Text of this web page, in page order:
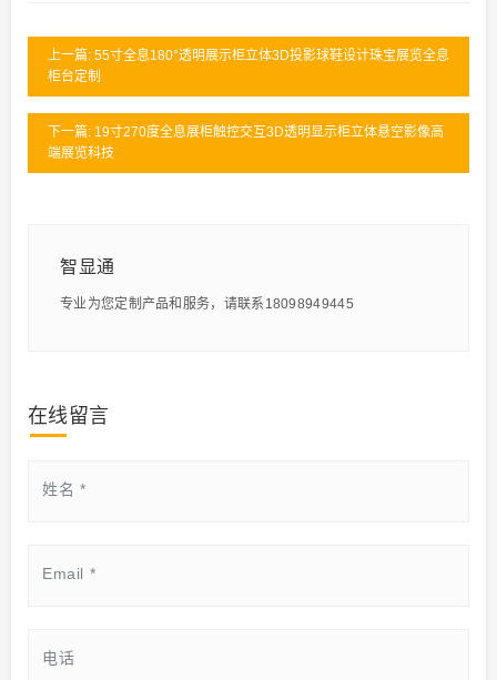
上一篇: 55寸全息180°透明展示柜立体3D投影球鞋设计珠宝展览全息
柜台定制
下一篇: 19寸270度全息展柜触控交互3D透明显示柜立体悬空影像高
端展览科技
智显通
专业为您定制产品和服务，请联系18098949445
在线留言